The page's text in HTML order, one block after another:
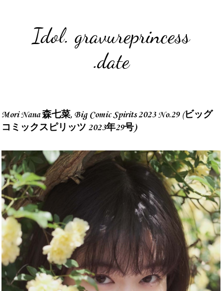
Idol. gravureprincess
.date
Mori Nana 森七菜, Big Comic Spirits 2023 No.29 (ビッグ
コミックスピリッツ 2023年29号)